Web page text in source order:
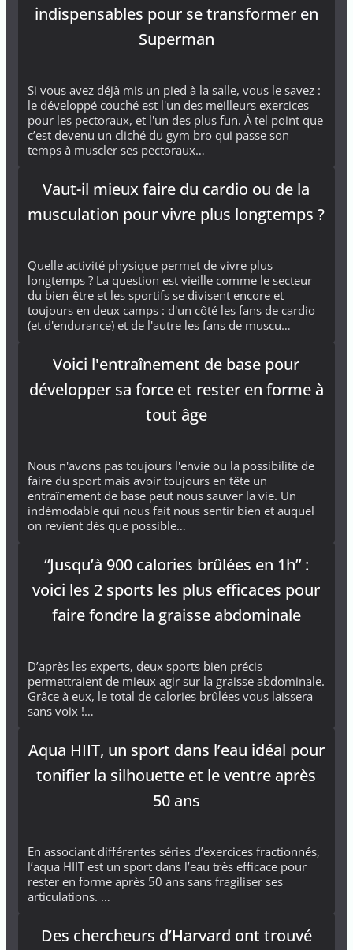
indispensables pour se transformer en
Superman
Si vous avez déjà mis un pied à la salle, vous le savez :
le développé couché est l'un des meilleurs exercices
pour les pectoraux, et l'un des plus fun. À tel point que
c’est devenu un cliché du gym bro qui passe son
temps à muscler ses pectoraux…
Vaut-il mieux faire du cardio ou de la
musculation pour vivre plus longtemps ?
Quelle activité physique permet de vivre plus
longtemps ? La question est vieille comme le secteur
du bien-être et les sportifs se divisent encore et
toujours en deux camps : d'un côté les fans de cardio
(et d'endurance) et de l'autre les fans de muscu…
Voici l'entraînement de base pour
développer sa force et rester en forme à
tout âge
Nous n'avons pas toujours l'envie ou la possibilité de
faire du sport mais avoir toujours en tête un
entraînement de base peut nous sauver la vie. Un
indémodable qui nous fait nous sentir bien et auquel
on revient dès que possible…
“Jusqu’à 900 calories brûlées en 1h” :
voici les 2 sports les plus efficaces pour
faire fondre la graisse abdominale
D’après les experts, deux sports bien précis
permettraient de mieux agir sur la graisse abdominale.
Grâce à eux, le total de calories brûlées vous laissera
sans voix !…
Aqua HIIT, un sport dans l’eau idéal pour
tonifier la silhouette et le ventre après
50 ans
En associant différentes séries d’exercices fractionnés,
l’aqua HIIT est un sport dans l’eau très efficace pour
rester en forme après 50 ans sans fragiliser ses
articulations. …
Des chercheurs d’Harvard ont trouvé